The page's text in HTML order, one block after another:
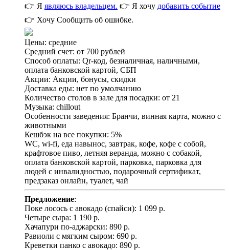
👉 Я являюсь владельцем. 👉 Я хочу добавить событие
👉 Хочу Сообщить об ошибке.
Цены: средние
Средний счет: от 700 рублей
Способ оплаты: Qr-код, безналичная, наличными,
оплата банковской картой, СБП
Акции: Акции, бонусы, скидки
Доставка еды: нет по умолчанию
Количество столов в зале для посадки: от 21
Музыка: chillout
Особенности заведения: Бранчи, винная карта, можно с
животными
Кешбэк на все покупки: 5%
WC, wi-fi, еда навынос, завтрак, кофе, кофе с собой,
крафтовое пиво, летняя веранда, можно с собакой,
оплата банковской картой, парковка, парковка для
людей с инвалидностью, подарочный сертификат,
предзаказ онлайн, туалет, чай
Предложение:
Поке лосось с авокадо (спайси): 1 099 р.
Четыре сыра: 1 190 р.
Хачапури по-аджарски: 890 р.
Равиоли с мягким сыром: 690 р.
Креветки панко с авокадо: 890 р.